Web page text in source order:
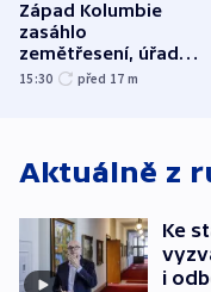
Západ Kolumbie
zasáhlo
zemětřesení, úřady
hlásí přes sto obětí
15:30 před 17 m
Aktuálně z
Ke
i